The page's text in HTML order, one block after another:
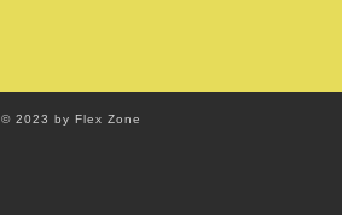
© 2023 by Flex Zone